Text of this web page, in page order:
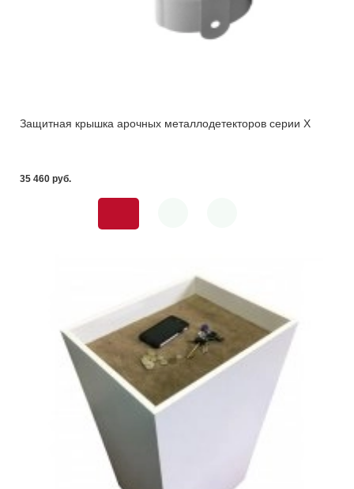
Защитная крышка арочных металлодетекторов серии X
35 460 pуб.